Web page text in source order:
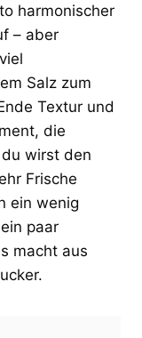
harmonischer
– aber
Salz zum
Textur und
die
wirst den
Frische
ein wenig
paar
macht aus